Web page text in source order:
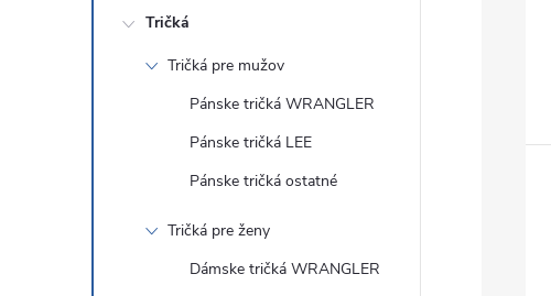
Tričká
Tričká pre mužov
Pánske tričká WRANGLER
Pánske tričká LEE
Pánske tričká ostatné
Tričká pre ženy
Dámske tričká WRANGLER